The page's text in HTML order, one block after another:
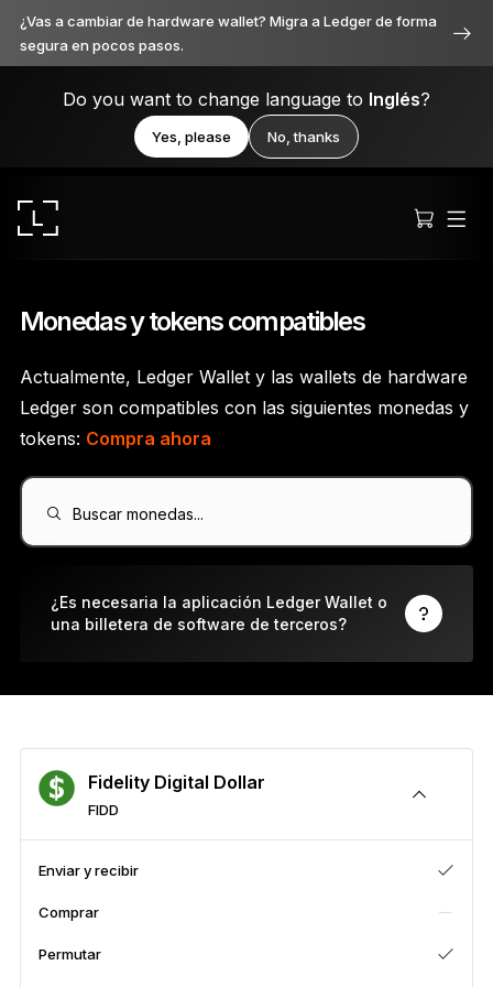
¿Vas a cambiar de hardware wallet? Migra a Ledger de forma
segura en pocos pasos.
Do you want to change language to Inglés?
Yes, please No, thanks
Premium desde cada ángulo
Ledger NanoGen5
Tan única como tú
Ver todas
Billeteras de hardware
Paquetes y packs
Monedas y tokens compatibles
Actualmente, Ledger Wallet y las wallets de hardware
Ledger son compatibles con las siguientes monedas y
tokens: Compra ahora
Buscar monedas...
¿Es necesaria la aplicación Ledger Wallet o
una billetera de software de terceros?
Fidelity Digital Dollar
FIDD
Enviar y recibir
Comprar
Permutar